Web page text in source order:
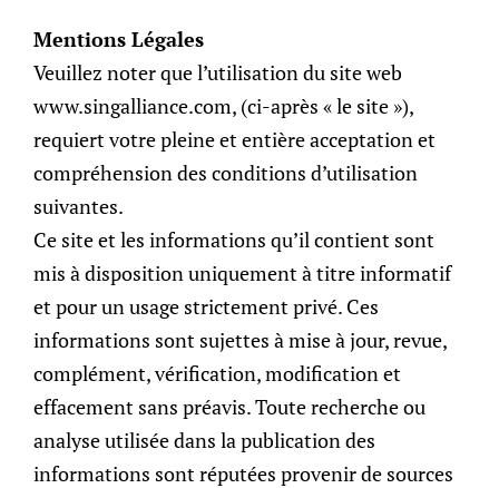
WeDigest >Family Office> SingAlliance Answers:
What is a Family Office?
SingAlliance
Answers: What is
a Family Office?
Mentions Légales
Veuillez noter que l’utilisation du site web
www.singalliance.com, (ci-après « le site »),
requiert votre pleine et entière acceptation et
compréhension des conditions d’utilisation
suivantes.
Ce site et les informations qu’il contient sont
mis à disposition uniquement à titre informatif
et pour un usage strictement privé. Ces
informations sont sujettes à mise à jour, revue,
complément, vérification, modification et
effacement sans préavis. Toute recherche ou
analyse utilisée dans la publication des
informations sont réputées provenir de sources